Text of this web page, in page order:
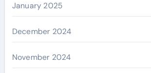
January 2025
December 2024
November 2024